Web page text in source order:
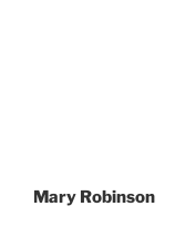
Mary Robinson